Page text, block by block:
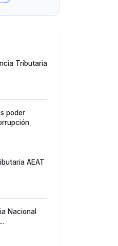
Tributaria
poder
AEAT
Nacional